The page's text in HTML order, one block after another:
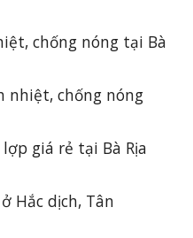
chống nóng tại Bà
nhiệt, chống nóng
giá rẻ tại Bà Rịa
Hắc dịch, Tân